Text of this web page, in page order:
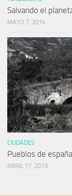
Salvando el
MAYO 7, 2014
CIUDADES
Pueblos de
ABRIL 17, 2013